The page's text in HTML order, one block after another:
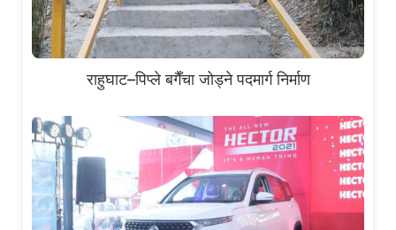
राहुघाट–पिप्ले बगैँचा जोड्ने पदमार्ग निर्माण